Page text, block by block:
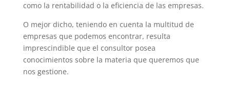
como la rentabilidad o la eficiencia de las empresas.
O mejor dicho, teniendo en cuenta la multitud de
empresas que podemos encontrar, resulta
imprescindible que el consultor posea
conocimientos sobre la materia que queremos que
nos gestione.